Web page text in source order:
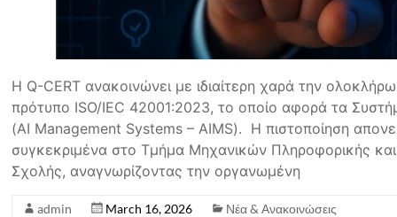
Η Q-CERT ανακοινώνει με ιδιαίτερη χαρά την
πρότυπο ISO/IEC 42001:2023, το οποίο αφορά τα
(AI Management Systems – AIMS). Η πιστοποίηση
συγκεκριμένα στο Τμήμα Μηχανικών Πληροφορικής
Σχολής, αναγνωρίζοντας την οργανωμένη
admin March 16, 2026 Νέα & Ανακοινώσεις